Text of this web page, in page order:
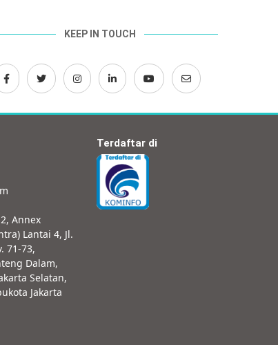
KEEP IN TOUCH
Annex
Lantai 4, Jl.
71-73,
Dalam,
Selatan,
Jakarta
Terdaftar di